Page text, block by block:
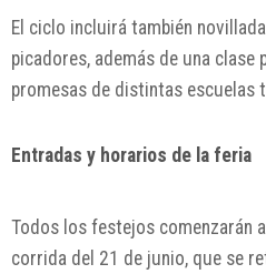
El ciclo incluirá también
picadores, además de una clase
promesas de distintas escuelas
Entradas y horarios de la feria
Todos los festejos comenzarán
corrida del 21 de junio, que se